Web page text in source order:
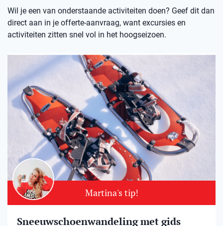
Wil je een van onderstaande activiteiten doen? Geef dit dan
direct aan in je offerte-aanvraag, want excursies en
activiteiten zitten snel vol in het hoogseizoen.
Martina's tip!
Sneeuwschoenwandeling met gids